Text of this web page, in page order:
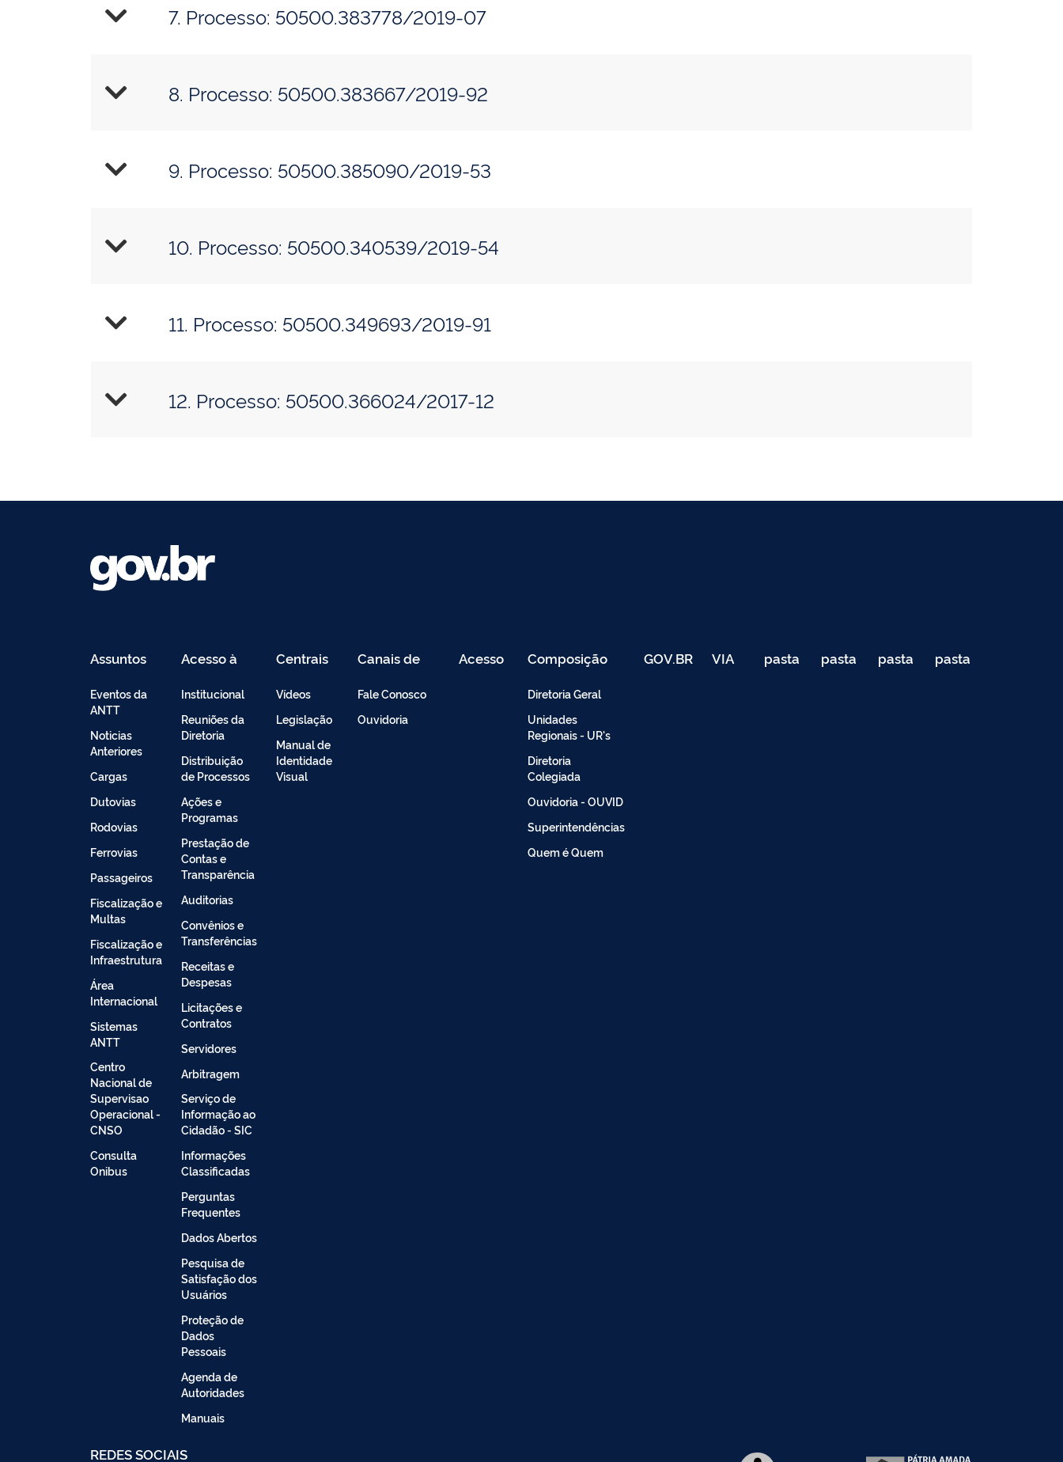
7. Processo: 50500.383778/2019-07
8. Processo: 50500.383667/2019-92
9. Processo: 50500.385090/2019-53
10. Processo: 50500.340539/2019-54
11. Processo: 50500.349693/2019-91
12. Processo: 50500.366024/2017-12
Assuntos
Eventos da
ANTT
Noticias
Anteriores
Cargas
Dutovias
Rodovias
Ferrovias
Passageiros
Fiscalização e
Multas
Fiscalização e
Infraestrutura
Área
Internacional
Sistemas
ANTT
Centro
Nacional de
Supervisao
Operacional -
CNSO
Consulta
Onibus
Acesso à
Institucional
Reuniões da
Diretoria
Distribuição
de Processos
Ações e
Programas
Prestação de
Contas e
Transparência
Auditorias
Convênios e
Transferências
Receitas e
Despesas
Licitações e
Contratos
Servidores
Arbitragem
Serviço de
Informação ao
Cidadão - SIC
Informações
Classificadas
Perguntas
Frequentes
Dados Abertos
Pesquisa de
Satisfação dos
Usuários
Proteção de
Dados
Pessoais
Agenda de
Autoridades
Manuais
Centrais
Vídeos
Legislação
Manual de
Identidade
Visual
Canais de
Fale Conosco
Ouvidoria
Acesso Composição
Diretoria Geral
Unidades
Regionais - UR's
Diretoria
Colegiada
Ouvidoria - OUVID
Superintendências
Quem é Quem
GOV.BR VIA pasta
de
pasta
de
pasta
de
pasta
de
REDES SOCIAIS